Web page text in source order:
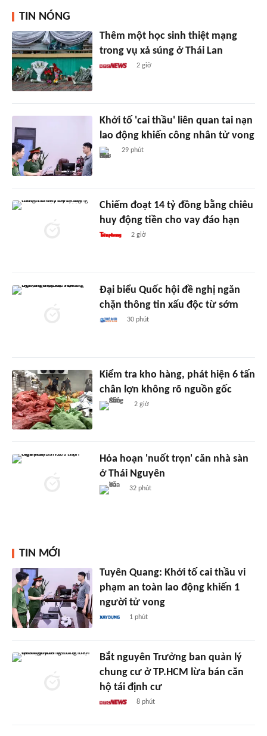
TIN NÓNG
Thêm một học sinh thiệt mạng
trong vụ xả súng ở Thái Lan
2 giờ
Khởi tố 'cai thầu' liên quan tai nạn
lao động khiến công nhân tử vong
29 phút
Chiếm đoạt 14 tỷ đồng bằng chiêu
huy động tiền cho vay đáo hạn
2 giờ
Đại biểu Quốc hội đề nghị ngăn
chặn thông tin xấu độc từ sớm
30 phút
Kiểm tra kho hàng, phát hiện 6 tấn
chân lợn không rõ nguồn gốc
2 giờ
Hỏa hoạn 'nuốt trọn' căn nhà sàn
ở Thái Nguyên
32 phút
TIN MỚI
Tuyên Quang: Khởi tố cai thầu vi
phạm an toàn lao động khiến 1
người tử vong
1 phút
Bắt nguyên Trưởng ban quản lý
chung cư ở TP.HCM lừa bán căn
hộ tái định cư
8 phút